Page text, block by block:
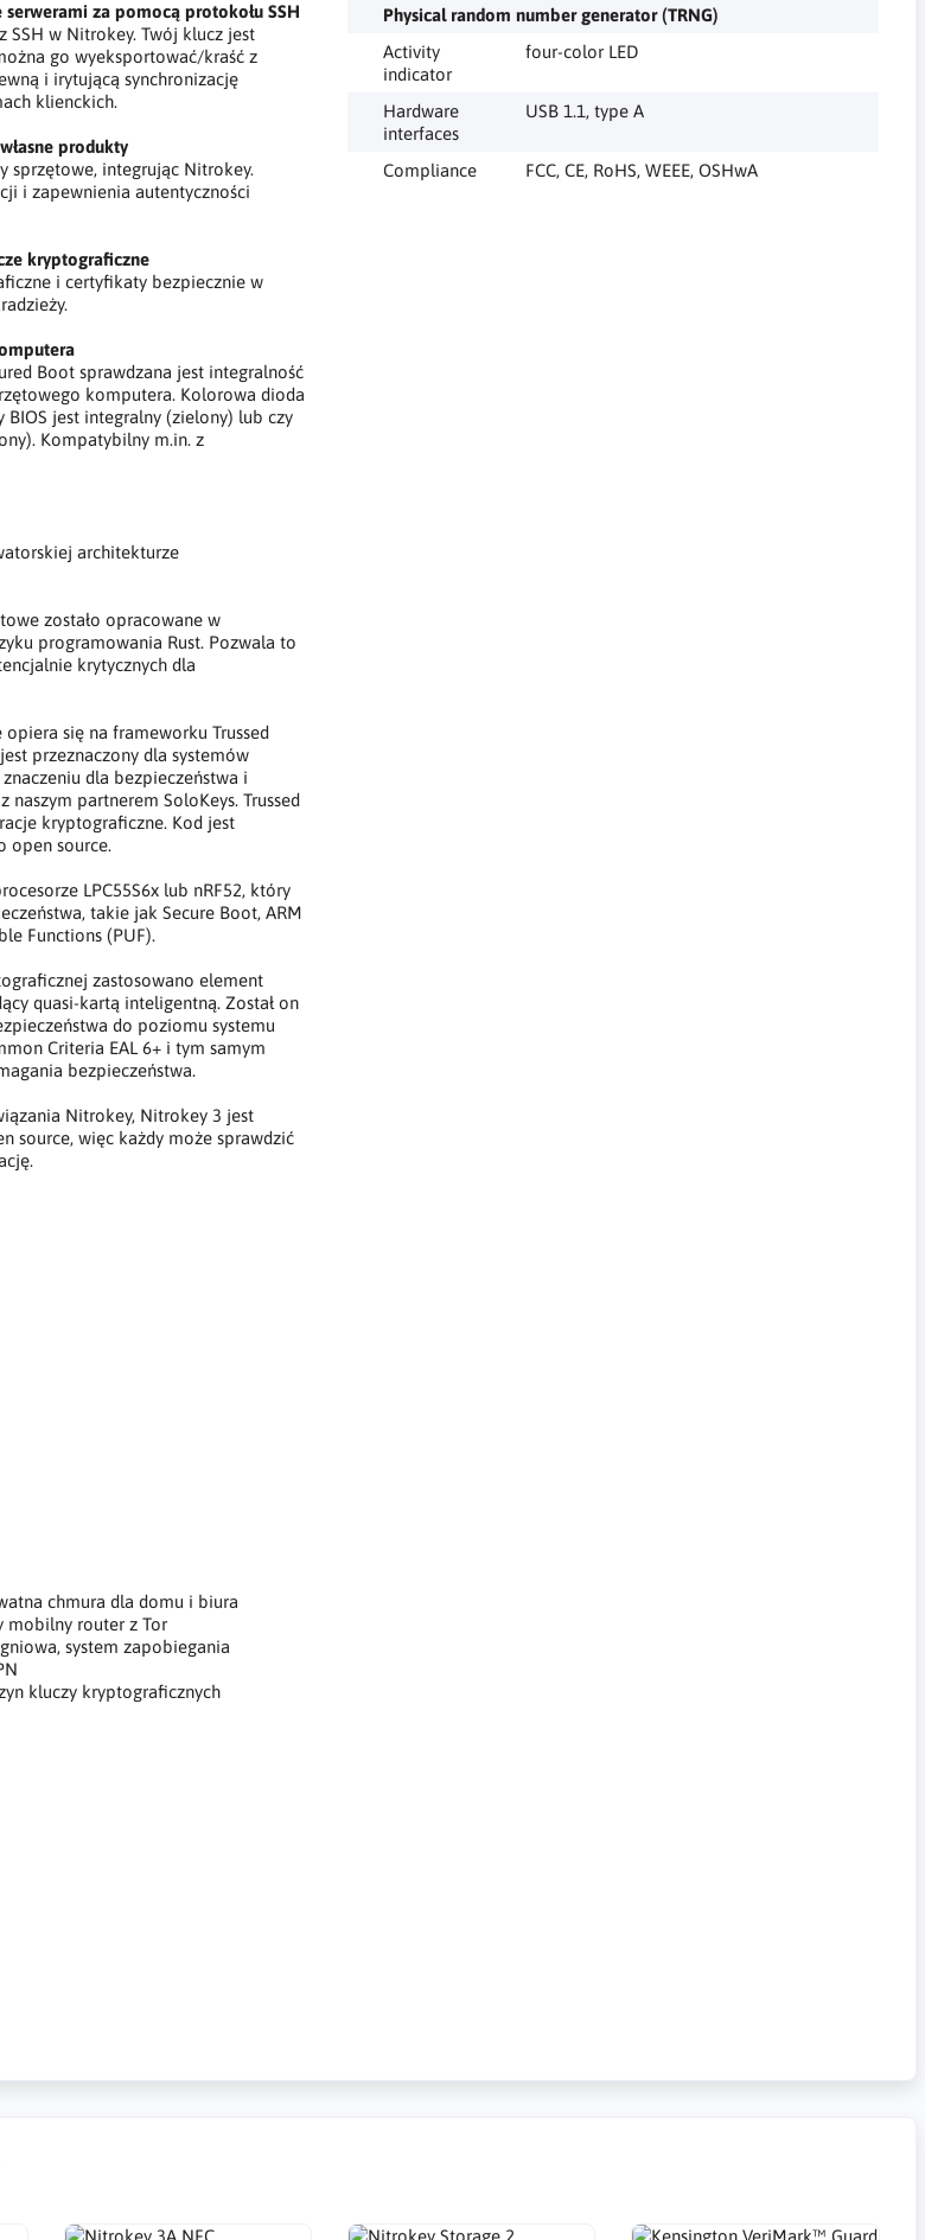
za pomocą protokołu SSH
SSH w Nitrokey. Twój klucz jest
go wyeksportować/kraść z
i irytującą synchronizację
klienckich.
produkty
sprzętowe, integrując Nitrokey.
i zapewnienia autentyczności
kryptograficzne
i certyfikaty bezpiecznie w
Boot sprawdzana jest integralność
komputera. Kolorowa dioda
BIOS jest integralny (zielony) lub czy
Kompatybilny m.in. z
architekturze
zostało opracowane w
programowania Rust. Pozwala to
krytycznych dla
się na frameworku Trussed
przeznaczony dla systemów
dla bezpieczeństwa i
naszym partnerem SoloKeys. Trussed
kryptograficzne. Kod jest
open source.
LPC55S6x lub nRF52, który
takie jak Secure Boot, ARM
Functions (PUF).
zastosowano element
quasi-kartą inteligentną. Został on
do poziomu systemu
Criteria EAL 6+ i tym samym
bezpieczeństwa.
Nitrokey, Nitrokey 3 jest
source, więc każdy może sprawdzić
chmura dla domu i biura
mobilny router z Tor
system zapobiegania
kluczy kryptograficznych
Physical random number generator (TRNG)
Activity
indicator
four-color LED
Hardware
interfaces
USB 1.1, type A
Compliance FCC, CE, RoHS, WEEE, OSHwA